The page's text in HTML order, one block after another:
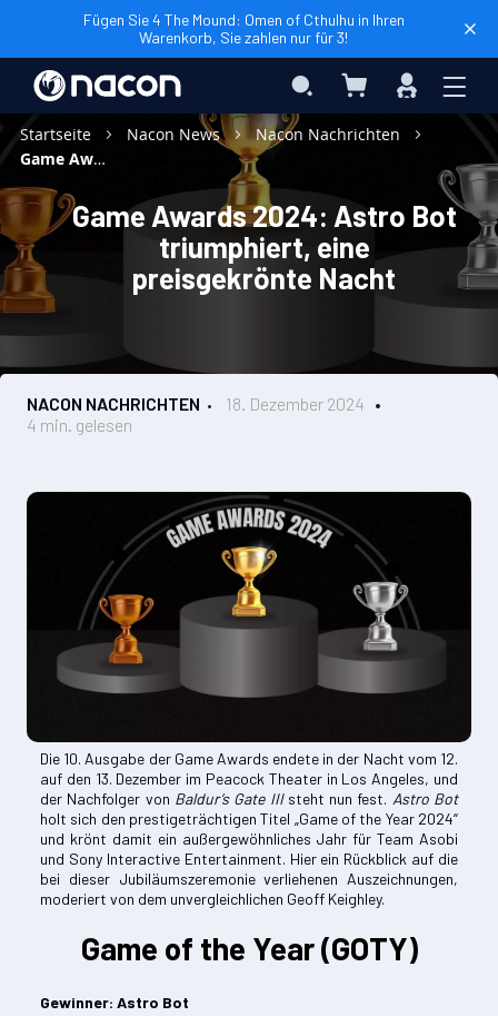
Fügen Sie 4 The Mound: Omen of Cthulhu in Ihren
Warenkorb, Sie zahlen nur für 3!
Search Mein Warenkorb
Anmelden
Startseite Nacon News
Nacon Nachrichten
Game Awards 2024: Astro Bot triumphiert, eine preisgekrönte Nacht
Game Awards 2024: Astro Bot
triumphiert, eine
preisgekrönte Nacht
NACON NACHRICHTEN
18. Dezember 2024
4 min. gelesen
Die 10. Ausgabe der Game Awards endete in der Nacht vom 12.
auf den 13. Dezember im Peacock Theater in Los Angeles, und
der Nachfolger von Baldur’s Gate IIIsteht nun fest. Astro Bot
holt sich den prestigeträchtigen Titel „Game of the Year 2024“
und krönt damit ein außergewöhnliches Jahr für Team Asobi
und Sony Interactive Entertainment. Hier ein Rückblick auf die
bei dieser Jubiläumszeremonie verliehenen Auszeichnungen,
moderiert von dem unvergleichlichen Geoff Keighley.
Game of the Year (GOTY)
Gewinner: Astro Bot